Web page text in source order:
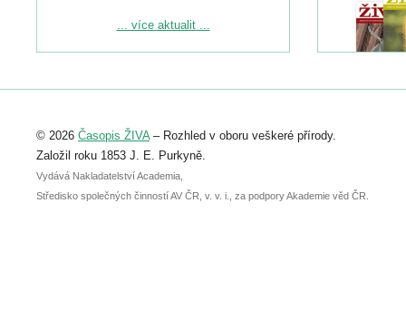
Podrobnější informace ke konferenci
Registrovat se můžete do 6. září.
abstraktu přihlášené přednášky nebo
posteru je už 30. června.
... více aktualit ...
© 2026 Časopis ŽIVA– Rozhled v oboru veškeré přírody.
Založil roku 1853 J. E. Purkyně.
Vydává Nakladatelství Academia,
Středisko společných činností AV ČR, v. v. i., za podpory Akademie věd ČR.